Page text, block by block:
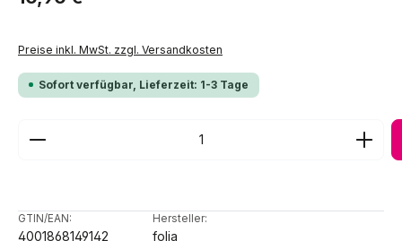
Preise inkl. MwSt. zzgl. Versandkosten
Sofort verfügbar, Lieferzeit: 1-3 Tage
Produkt Anzahl: Gib den gewünschten Wert ein
GTIN/EAN:
4001868149142
Hersteller:
folia